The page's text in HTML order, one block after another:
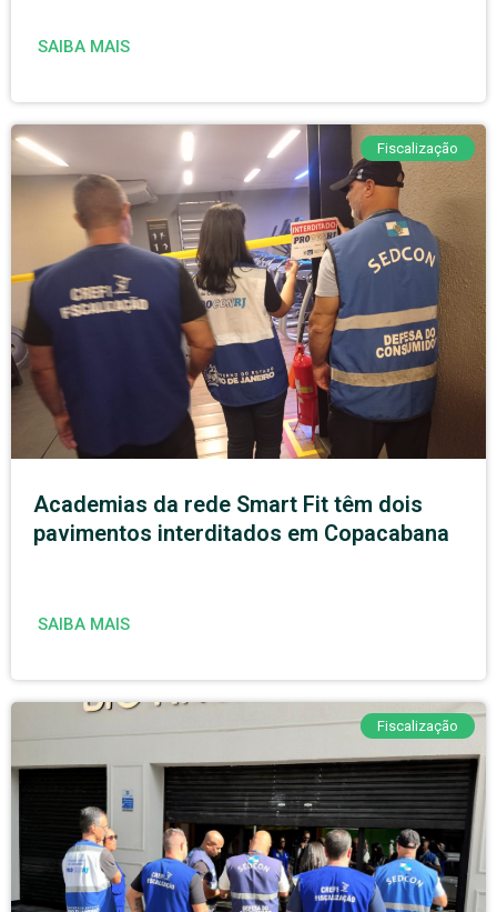
SAIBA MAIS
Fiscalização
Academias da rede Smart Fit têm dois
pavimentos interditados em Copacabana
SAIBA MAIS
Fiscalização